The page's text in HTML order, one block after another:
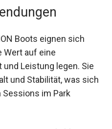
Boots eignen sich
Wert auf eine
Leistung legen. Sie
und Stabilität, was sich
im Park